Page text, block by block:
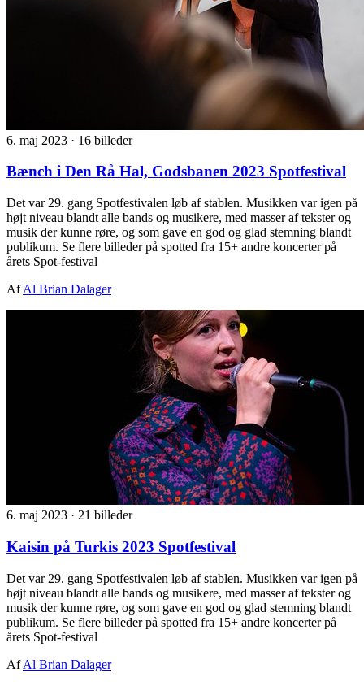
6. maj 2023 · 16 billeder
Bænch i Den Rå Hal, Godsbanen 2023 Spotfestival
Det var 29. gang Spotfestivalen løb af stablen. Musikken var igen på
højt niveau blandt alle bands og musikere, med masser af tekster og
musik der kunne røre, og som gave en god og glad stemning blandt
publikum. Se flere billeder på spotted fra 15+ andre koncerter på
årets Spot-festival
AfAl Brian Dalager
6. maj 2023 · 21 billeder
Kaisin på Turkis 2023 Spotfestival
Det var 29. gang Spotfestivalen løb af stablen. Musikken var igen på
højt niveau blandt alle bands og musikere, med masser af tekster og
musik der kunne røre, og som gave en god og glad stemning blandt
publikum. Se flere billeder på spotted fra 15+ andre koncerter på
årets Spot-festival
AfAl Brian Dalager